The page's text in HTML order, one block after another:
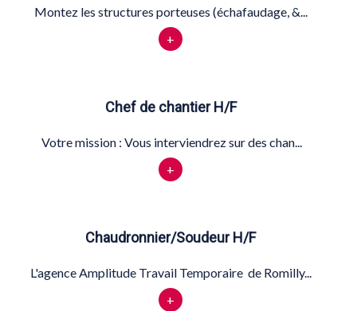
Montez les structures porteuses (échafaudage, &...
+
Chef de chantier H/F
Votre mission : Vous interviendrez sur des chan...
+
Chaudronnier/Soudeur H/F
L'agence Amplitude Travail Temporaire de Romilly...
+